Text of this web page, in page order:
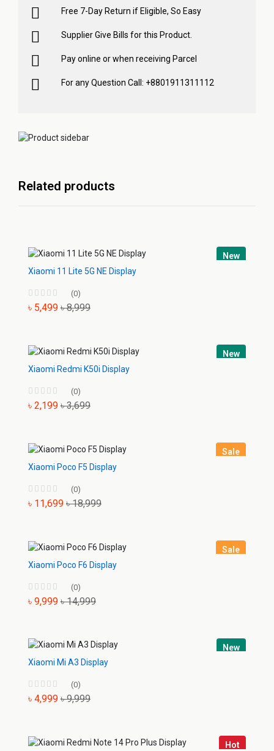
Free 7-Day Return if Eligible, So Easy
Supplier Give Bills for this Product.
Pay online or when receiving Parcel
For any Question Call: +8801911311112
Related products
New
Xiaomi 11 Lite 5G NE Display
(0)
৳ 5,499 ৳ 8,999
New
Xiaomi Redmi K50i Display
(0)
৳ 2,199 ৳ 3,699
Sale
Xiaomi Poco F5 Display
(0)
৳ 11,699 ৳ 18,999
Sale
Xiaomi Poco F6 Display
(0)
৳ 9,999 ৳ 14,999
New
Xiaomi Mi A3 Display
(0)
৳ 4,999 ৳ 9,999
Hot